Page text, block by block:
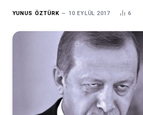
YUNUS ÖZTÜRK 10 EYLÜL 2017 6